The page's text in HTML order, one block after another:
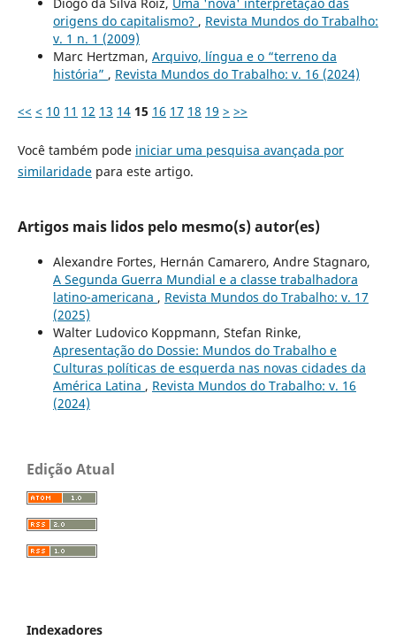
Diogo da Silva Roiz, Uma 'nova' interpretação das
origens do capitalismo? , Revista Mundos do Trabalho:
v. 1 n. 1 (2009)
Marc Hertzman, Arquivo, língua e o “terreno da
história” , Revista Mundos do Trabalho: v. 16 (2024)
<< < 10 11 12 13 14 15 16 17 18 19 > >>
Você também pode iniciar uma pesquisa avançada por
similaridadepara este artigo.
Artigos mais lidos pelo mesmo(s) autor(es)
Alexandre Fortes, Hernán Camarero, Andre Stagnaro,
A Segunda Guerra Mundial e a classe trabalhadora
latino-americana , Revista Mundos do Trabalho: v. 17
(2025)
Walter Ludovico Koppmann, Stefan Rinke,
Apresentação do Dossie: Mundos do Trabalho e
Culturas políticas de esquerda nas novas cidades da
América Latina , Revista Mundos do Trabalho: v. 16
(2024)
Edição Atual
Indexadores